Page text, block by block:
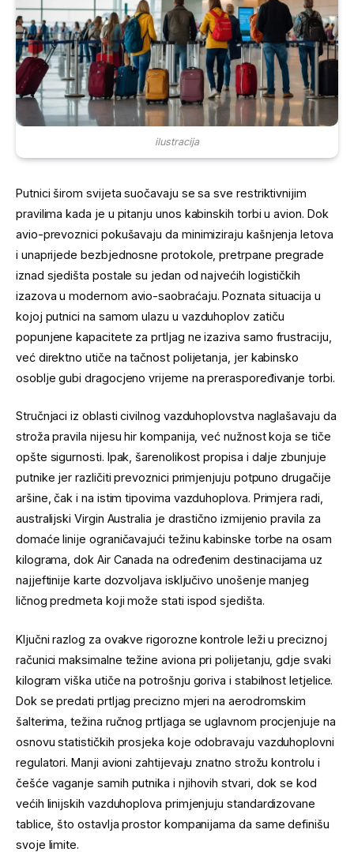
ilustracija
Putnici širom svijeta suočavaju se sa sve restriktivnijim
pravilima kada je u pitanju unos kabinskih torbi u avion. Dok
avio-prevoznici pokušavaju da minimiziraju kašnjenja letova
i unaprijede bezbjednosne protokole, pretrpane pregrade
iznad sjedišta postale su jedan od najvećih logističkih
izazova u modernom avio-saobraćaju. Poznata situacija u
kojoj putnici na samom ulazu u vazduhoplov zatiču
popunjene kapacitete za prtljag ne izaziva samo frustraciju,
već direktno utiče na tačnost polijetanja, jer kabinsko
osoblje gubi dragocjeno vrijeme na preraspoređivanje torbi.
Stručnjaci iz oblasti civilnog vazduhoplovstva naglašavaju da
stroža pravila nijesu hir kompanija, već nužnost koja se tiče
opšte sigurnosti. Ipak, šarenolikost propisa i dalje zbunjuje
putnike jer različiti prevoznici primjenjuju potpuno drugačije
aršine, čak i na istim tipovima vazduhoplova. Primjera radi,
australijski Virgin Australia je drastično izmijenio pravila za
domaće linije ograničavajući težinu kabinske torbe na osam
kilograma, dok Air Canada na određenim destinacijama uz
najjeftinije karte dozvoljava isključivo unošenje manjeg
ličnog predmeta koji može stati ispod sjedišta.
Ključni razlog za ovakve rigorozne kontrole leži u preciznoj
računici maksimalne težine aviona pri polijetanju, gdje svaki
kilogram viška utiče na potrošnju goriva i stabilnost letjelice.
Dok se predati prtljag precizno mjeri na aerodromskim
šalterima, težina ručnog prtljaga se uglavnom procjenjuje na
osnovu statističkih prosjeka koje odobravaju vazduhoplovni
regulatori. Manji avioni zahtijevaju znatno strožu kontrolu i
češće vaganje samih putnika i njihovih stvari, dok se kod
većih linijskih vazduhoplova primjenjuju standardizovane
tablice, što ostavlja prostor kompanijama da same definišu
svoje limite.